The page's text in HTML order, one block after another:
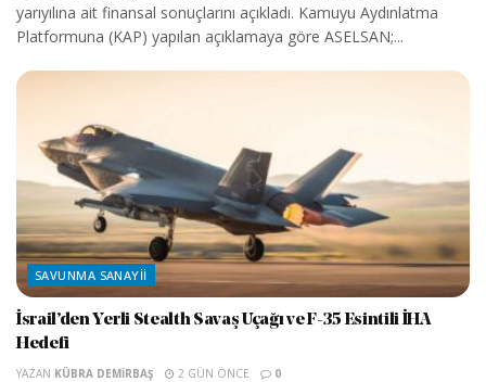
yarıyılına ait finansal sonuçlarını açıkladı. Kamuyu Aydınlatma
Platformuna (KAP) yapılan açıklamaya göre ASELSAN;...
SAVUNMA SANAYII
İsrail’den Yerli Stealth Savaş Uçağı ve F-35 Esintili İHA
Hedefi
YAZAN KÜBRA DEMIRBAŞ 2 GÜN ÖNCE 0